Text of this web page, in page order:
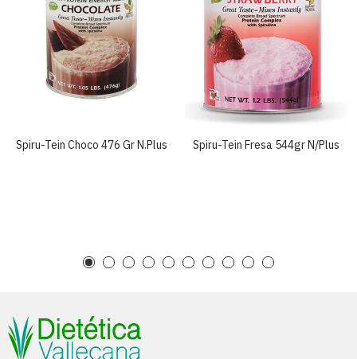
Spiru-Tein Choco 476 Gr N.plus Spiru-Tein Fresa 544gr N/plus